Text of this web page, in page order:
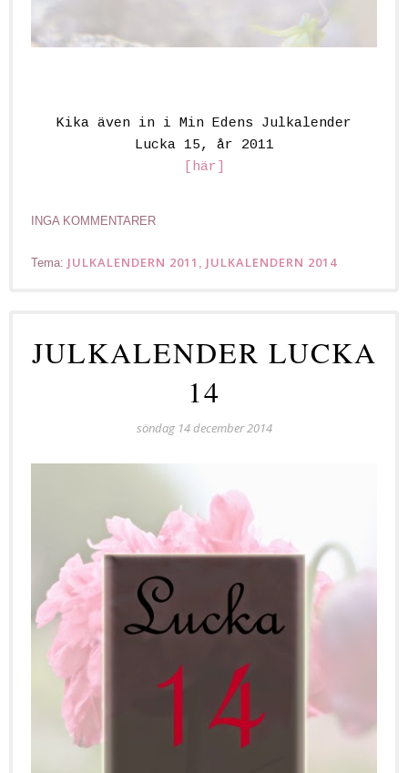
Kika även in i Min Edens Julkalender
Lucka 15, år 2011
[här]
INGA KOMMENTARER
Tema: JULKALENDERN 2011 JULKALENDERN 2014
JULKALENDER LUCKA
14
söndag 14 december 2014